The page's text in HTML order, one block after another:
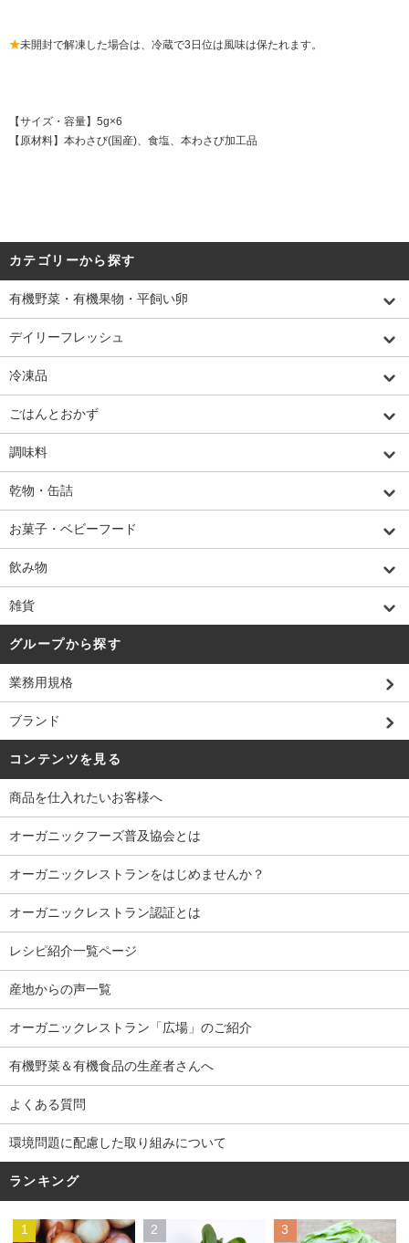
★未開封で解凍した場合は、冷蔵で3日位は風味は保たれます。
【サイズ・容量】5g×6
【原材料】本わさび(国産)、食塩、本わさび加工品
カテゴリーから探す
有機野菜・有機果物・平飼い卵
デイリーフレッシュ
冷凍品
ごはんとおかず
調味料
乾物・缶詰
お菓子・ベビーフード
飲み物
雑貨
グループから探す
業務用規格
ブランド
コンテンツを見る
商品を仕入れたいお客様へ
オーガニックフーズ普及協会とは
オーガニックレストランをはじめませんか？
オーガニックレストラン認証とは
レシピ紹介一覧ページ
産地からの声一覧
オーガニックレストラン「広場」のご紹介
有機野菜＆有機食品の生産者さんへ
よくある質問
環境問題に配慮した取り組みについて
ランキング
1 2 3